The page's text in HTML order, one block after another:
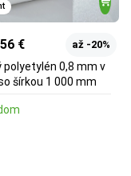
€ až -20%
polyetylén 0,8 mm v
šírkou 1 000 mm